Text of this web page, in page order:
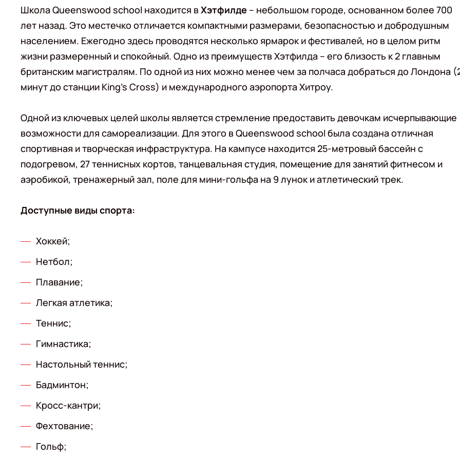
Школа Queenswood school находится вХэтфилде – небольшом городе, основанном более 700
лет назад. Это местечко отличается компактными размерами, безопасностью и добродушным
населением. Ежегодно здесь проводятся несколько ярмарок и фестивалей, но в целом ритм
жизни размеренный и спокойный. Одно из преимуществ Хэтфилда – его близость к 2 главным
британским магистралям. По одной из них можно менее чем за полчаса добраться до Лондона
минут до станции King’s Cross) и международного аэропорта Хитроу.
Одной из ключевых целей школы является стремление предоставить девочкам исчерпывающие
возможности для самореализации. Для этого в Queenswood school была создана отличная
спортивная и творческая инфраструктура. На кампусе находится 25-метровый бассейн с
подогревом, 27 теннисных кортов, танцевальная студия, помещение для занятий фитнесом и
аэробикой, тренажерный зал, поле для мини-гольфа на 9 лунок и атлетический трек.
Доступные виды спорта:
Хоккей;
Нетбол;
Плавание;
Легкая атлетика;
Теннис;
Гимнастика;
Настольный теннис;
Бадминтон;
Кросс-кантри;
Фехтование;
Гольф;